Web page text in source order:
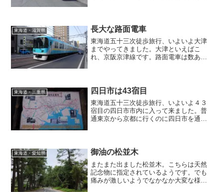
てwww
東海道・滋賀県 長大な路面電車
東海道五十三次徒歩旅行、いよいよ大津
までやってきました。大津といえばこ
れ、京阪京津線です。路面電車は数あれ
車両は昔のカラーのまま。ニューカラー
を拝みに行かななりませんね(^ ^;;
東海道・三重県 四日市は43宿目
東海道五十三次徒歩旅行、いよいよ４３
宿目の四日市市内に入って来ました。普
通東京から京都に行くのに四日市を通る
離感がおかしくなってます。でもただ前
へ進むのみ！
東海道・愛知県 御油の松並木
またまた出ました松並木。こちらは天然
記念物に指定されているようです。でも
痛みが激しいようでなかなか大変な様